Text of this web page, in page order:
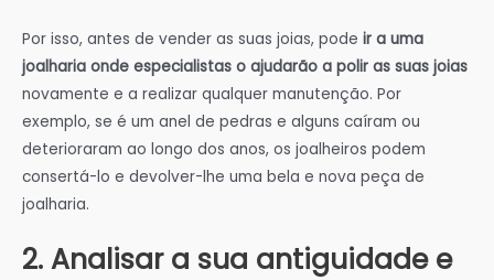
Por isso, antes de vender as suas joias, pode ir a uma
joalharia onde especialistas o ajudarão a polir as suas joias
novamente e a realizar qualquer manutenção. Por
exemplo, se é um anel de pedras e alguns caíram ou
deterioraram ao longo dos anos, os joalheiros podem
consertá-lo e devolver-lhe uma bela e nova peça de
joalharia.
2. Analisar a sua antiguidade e